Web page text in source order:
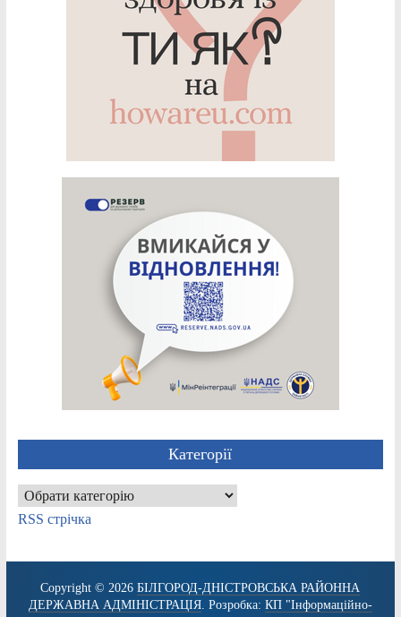
Категорії
Категорії
RSS стрічка
Copyright © 2026БІЛГОРОД-ДНІСТРОВСЬКА РАЙОННА
ДЕРЖАВНА АДМІНІСТРАЦІЯ. Розробка: КП "Інформаційно-